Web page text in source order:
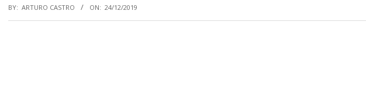
BY: ARTURO CASTRO ON: 24/12/2019